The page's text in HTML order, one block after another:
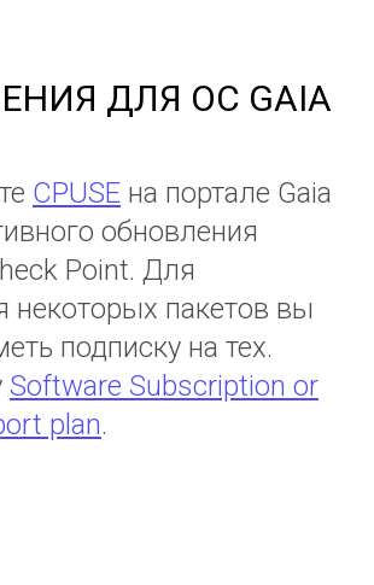
ДЛЯ ОС GAIA
CPUSE на портале Gaia
обновления
Point. Для
некоторых пакетов вы
подписку на тех.
Software Subscription or
plan.